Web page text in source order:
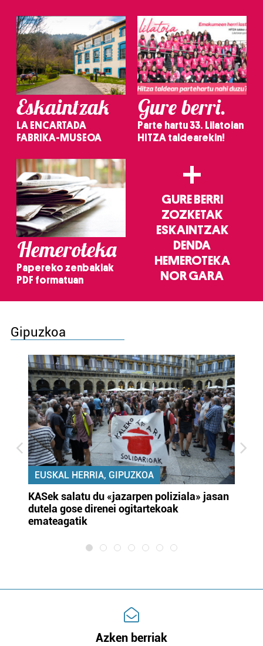
Eskaintzak
LA ENCARTADA
FABRIKA-MUSEOA
Gure berri.
Parte hartu 33. Lilatoian
HITZA taldearekin!
Hemeroteka
Papereko zenbakiak
PDF formatuan
+
GURE BERRI
ZOZKETAK
ESKAINTZAK
DENDA
HEMEROTEKA
NOR GARA
Gipuzkoa
EUSKAL HERRIA, GIPUZKOA
KASek salatu du «jazarpen poliziala» jasan
dutela gose direnei ogitartekoak
emateagatik
Azken berriak